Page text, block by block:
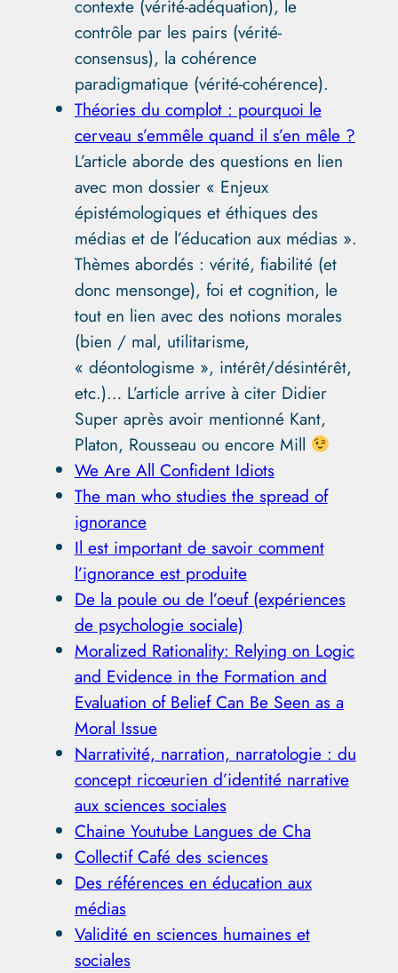
contexte (vérité-adéquation), le
contrôle par les pairs (vérité-
consensus), la cohérence
paradigmatique (vérité-cohérence).
Théories du complot : pourquoi le
cerveau s’emmêle quand il s’en mêle ?
L’article aborde des questions en lien
avec mon dossier « Enjeux
épistémologiques et éthiques des
médias et de l’éducation aux médias ».
Thèmes abordés : vérité, fiabilité (et
donc mensonge), foi et cognition, le
tout en lien avec des notions morales
(bien / mal, utilitarisme,
« déontologisme », intérêt/désintérêt,
etc.)… L’article arrive à citer Didier
Super après avoir mentionné Kant,
Platon, Rousseau ou encore Mill
We Are All Confident Idiots
The man who studies the spread of
ignorance
Il est important de savoir comment
l’ignorance est produite
De la poule ou de l’oeuf (expériences
de psychologie sociale)
Moralized Rationality: Relying on Logic
and Evidence in the Formation and
Evaluation of Belief Can Be Seen as a
Moral Issue
Narrativité, narration, narratologie : du
concept ricœurien d’identité narrative
aux sciences sociales
Chaine Youtube Langues de Cha
Collectif Café des sciences
Des références en éducation aux
médias
Validité en sciences humaines et
sociales